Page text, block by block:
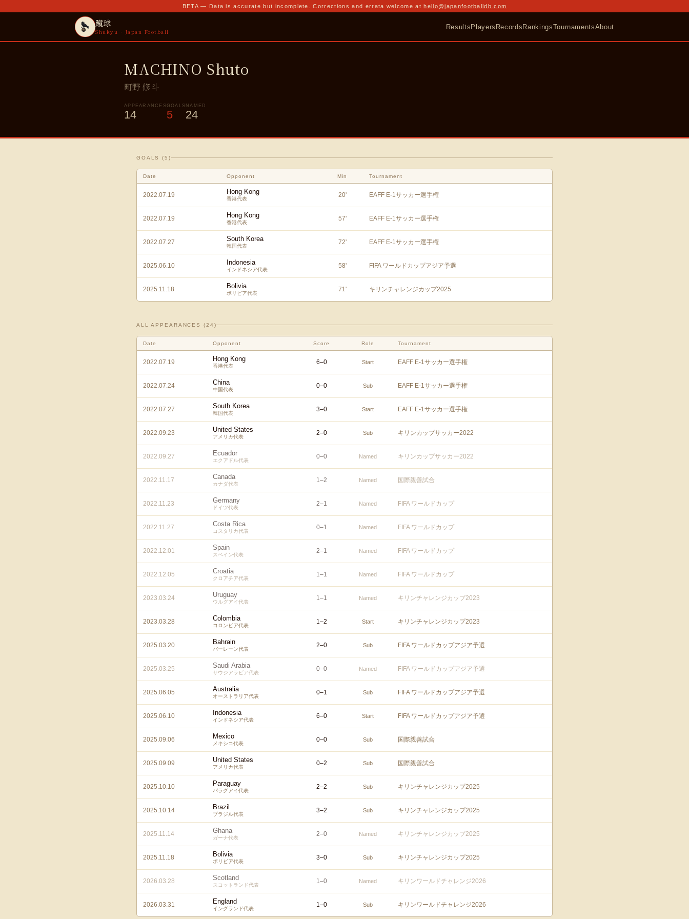
BETA — Data is accurate but incomplete. Corrections and errata welcome at hello@japanfootballdb.com
蹴球
Shukyu · Japan Football
ResultsPlayers RecordsRankingsTournamentsAbout
MACHINO Shuto
町野 修斗
APPEARANCES
14
GOALS
5
NAMED
24
GOALS (5 )
Date Opponent Min Tournament
2022.07.19 Hong Kong
香港代表
20' EAFF E-1サッカー選手権
2022.07.19 Hong Kong
香港代表
57' EAFF E-1サッカー選手権
2022.07.27 South Korea
韓国代表
72' EAFF E-1サッカー選手権
2025.06.10 Indonesia
インドネシア代表
58' FIFA ワールドカップアジア予選
2025.11.18 Bolivia
ボリビア代表
71' キリンチャレンジカップ2025
ALL APPEARANCES (24 )
Date Opponent Score Role Tournament
2022.07.19 Hong Kong
香港代表
6–0 Start EAFF E-1サッカー選手権
2022.07.24 China
中国代表
0–0 Sub EAFF E-1サッカー選手権
2022.07.27 South Korea
韓国代表
3–0 Start EAFF E-1サッカー選手権
2022.09.23 United States
アメリカ代表
2–0 Sub キリンカップサッカー2022
2022.09.27 Ecuador
エクアドル代表
0–0 Named キリンカップサッカー2022
2022.11.17 Canada
カナダ代表
1–2 Named 国際親善試合
2022.11.23 Germany
ドイツ代表
2–1 Named FIFA ワールドカップ
2022.11.27 Costa Rica
コスタリカ代表
0–1 Named FIFA ワールドカップ
2022.12.01 Spain
スペイン代表
2–1 Named FIFA ワールドカップ
2022.12.05 Croatia
クロアチア代表
1–1 Named FIFA ワールドカップ
2023.03.24 Uruguay
ウルグアイ代表
1–1 Named キリンチャレンジカップ2023
2023.03.28 Colombia
コロンビア代表
1–2 Start キリンチャレンジカップ2023
2025.03.20 Bahrain
バーレーン代表
2–0 Sub FIFA ワールドカップアジア予選
2025.03.25 Saudi Arabia
サウジアラビア代表
0–0 Named FIFA ワールドカップアジア予選
2025.06.05 Australia
オーストラリア代表
0–1 Sub FIFA ワールドカップアジア予選
2025.06.10 Indonesia
インドネシア代表
6–0 Start FIFA ワールドカップアジア予選
2025.09.06 Mexico
メキシコ代表
0–0 Sub 国際親善試合
2025.09.09 United States
アメリカ代表
0–2 Sub 国際親善試合
2025.10.10 Paraguay
パラグアイ代表
2–2 Sub キリンチャレンジカップ2025
2025.10.14 Brazil
ブラジル代表
3–2 Sub キリンチャレンジカップ2025
2025.11.14 Ghana
ガーナ代表
2–0 Named キリンチャレンジカップ2025
2025.11.18 Bolivia
ボリビア代表
3–0 Sub キリンチャレンジカップ2025
2026.03.28 Scotland
スコットランド代表
1–0 Named キリンワールドチャレンジ2026
2026.03.31 England
イングランド代表
1–0 Sub キリンワールドチャレンジ2026